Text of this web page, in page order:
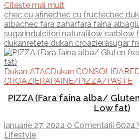
Citeste mai mult
chec cu afinechec cu fructechec
albachec fara zaharfara faina alba
sugarindulcitori naturalilow carblow
dukanretete dukan croazierasugar
Dukan ATACDukan CONSOLIDARE
CROAZIERAPAINE/PIZZA/PASTE
PIZZA (Fara faina alba/
Low fat)
ianuarie 27, 2024 0 Comentarii 6024
Lifestyle